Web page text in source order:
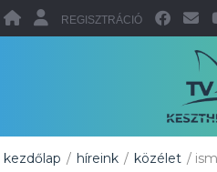
REGISZTRÁCIÓ
kezdőlap / híreink / közélet /